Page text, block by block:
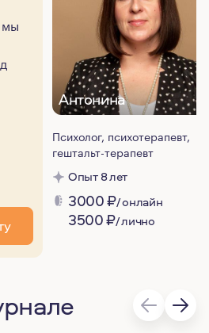
мы
Антонина
Психолог, психотерапевт,
гештальт-терапевт
Опыт 8 лет
3000₽/ онлайн
3500₽/ лично